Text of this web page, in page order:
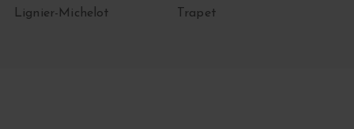
Lignier-Michelot Trapet